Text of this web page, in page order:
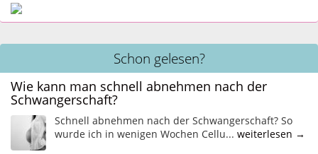
Schon gelesen?
Wie kann man schnell abnehmen nach der
Schwangerschaft?
Schnell abnehmen nach der Schwangerschaft? So
wurde ich in wenigen Wochen Cellu... weiterlesen →